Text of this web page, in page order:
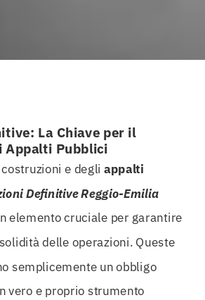
La Chiave per il
Appalti Pubblici
e degliappalti
Definitive Reggio-Emilia
elemento cruciale per garantire
delle operazioni. Queste
semplicemente un obbligo
vero e proprio strumento